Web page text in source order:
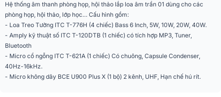
Hệ thống âm thanh phòng họp, hội thảo lắp loa âm trần 01 dùng cho các
phòng họp, hội thảo, lớp học… Cấu hình gồm:
- Loa Treo Tường ITC T-776H (4 chiếc) Bass 6 Inch, 5W, 10W, 20W, 40W.
- Amply kỹ thuật số ITC T-120DTB (1 chiếc) có tích hợp MP3, Tuner,
Bluetooth
- Micro cổ ngỗng ITC T-621A (1 chiếc) Có chuông, Capsule Condenser,
40Hz-16kHz.
- Micro không dây BCE U900 Plus X (1 bộ) 2 kênh, UHF, Hạn chế hú rít.